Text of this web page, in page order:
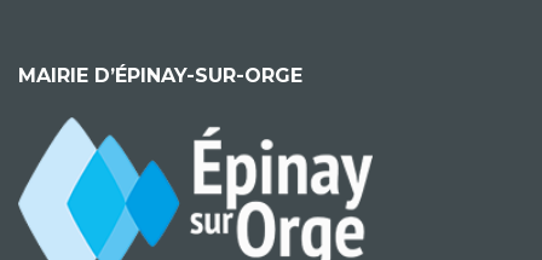
MAIRIE D’ÉPINAY-SUR-ORGE